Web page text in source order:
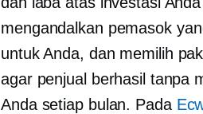
mengandalkan pemasok
untuk Anda, dan memilih
agar penjual berhasil tanpa
Anda setiap bulan. Pada